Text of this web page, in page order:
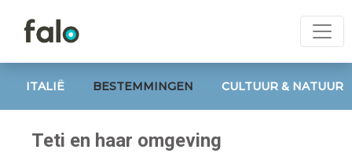
ITALIË BESTEMMINGEN CULTUUR & NATUUR
Teti en haar omgeving